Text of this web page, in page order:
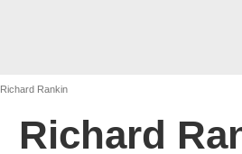
Richard Rankin
Richard